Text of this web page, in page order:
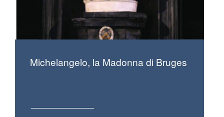
Michelangelo, la Madonna di Bruges